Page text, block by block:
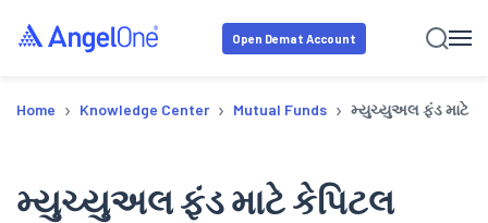
Open Demat Account
Home › Knowledge Center › Mutual Funds › મ્યુચ્યુઅલ ફંડ માટે
મ્યુચ્યુઅલ ફંડ માટે કેપિટલ